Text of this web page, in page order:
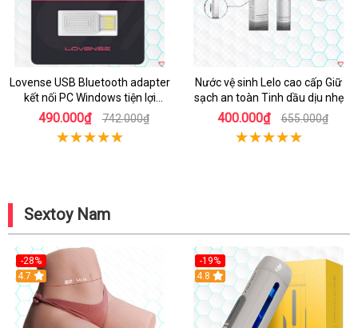
Lovense USB Bluetooth adapter
kết nối PC Windows tiện lợi
nhanh chóng
490.000₫ 742.000₫
Nước vệ sinh Lelo cao cấp Giữ
sạch an toàn Tinh dầu dịu nhẹ
400.000₫ 655.000₫
Sextoy Nam
-28%
4.7
-19%
Hot
4.8